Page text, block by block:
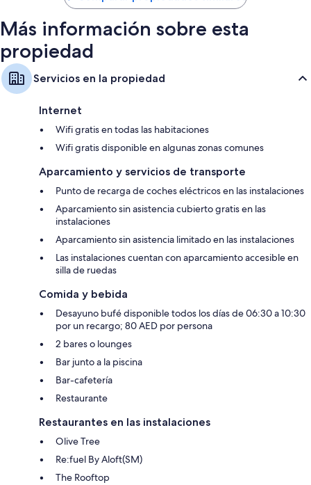
Más información sobre esta
propiedad
Servicios en la propiedad
Internet
Wifi gratis en todas las habitaciones
Wifi gratis disponible en algunas zonas comunes
Aparcamiento y servicios de transporte
Punto de recarga de coches eléctricos en las instalaciones
Aparcamiento sin asistencia cubierto gratis en las
instalaciones
Aparcamiento sin asistencia limitado en las instalaciones
Las instalaciones cuentan con aparcamiento accesible en
silla de ruedas
Comida y bebida
Desayuno bufé disponible todos los días de 06:30 a 10:30
por un recargo; 80 AED por persona
2 bares o lounges
Bar junto a la piscina
Bar-cafetería
Restaurante
Restaurantes en las instalaciones
Olive Tree
Re:fuel By Aloft(SM)
The Rooftop